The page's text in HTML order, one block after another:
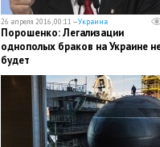
26 апреля 2016, 00:11 —Украина
Порошенко: Легализации
однополых браков на Украине
будет